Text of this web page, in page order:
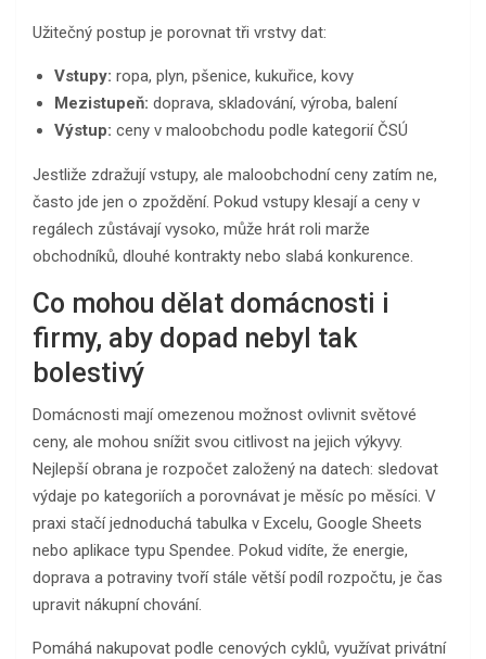
Užitečný postup je porovnat tři vrstvy dat:
Vstupy: ropa, plyn, pšenice, kukuřice, kovy
Mezistupeň: doprava, skladování, výroba, balení
Výstup: ceny v maloobchodu podle kategorií ČSÚ
Jestliže zdražují vstupy, ale maloobchodní ceny zatím ne,
často jde jen o zpoždění. Pokud vstupy klesají a ceny v
regálech zůstávají vysoko, může hrát roli marže
obchodníků, dlouhé kontrakty nebo slabá konkurence.
Co mohou dělat domácnosti i
firmy, aby dopad nebyl tak
bolestivý
Domácnosti mají omezenou možnost ovlivnit světové
ceny, ale mohou snížit svou citlivost na jejich výkyvy.
Nejlepší obrana je rozpočet založený na datech: sledovat
výdaje po kategoriích a porovnávat je měsíc po měsíci. V
praxi stačí jednoduchá tabulka v Excelu, Google Sheets
nebo aplikace typu Spendee. Pokud vidíte, že energie,
doprava a potraviny tvoří stále větší podíl rozpočtu, je čas
upravit nákupní chování.
Pomáhá nakupovat podle cenových cyklů, využívat privátní